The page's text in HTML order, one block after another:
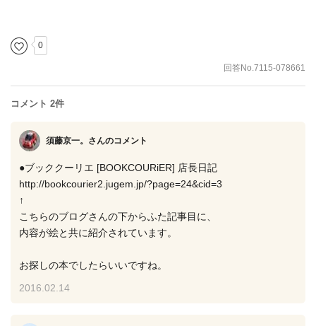
0
回答No.7115-078661
コメント 2件
須藤京一。さんのコメント
●ブッククーリエ [BOOKCOURiER] 店長日記
http://bookcourier2.jugem.jp/?page=24&cid=3
↑
こちらのブログさんの下からふた記事目に、
内容が絵と共に紹介されています。
お探しの本でしたらいいですね。
2016.02.14